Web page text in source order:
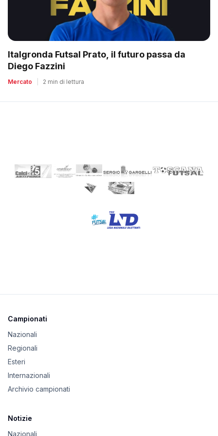
Italgronda Futsal Prato, il futuro passa da
Diego Fazzini
Mercato 2 min di lettura
Campionati
Nazionali
Regionali
Esteri
Internazionali
Archivio campionati
Notizie
Nazionali